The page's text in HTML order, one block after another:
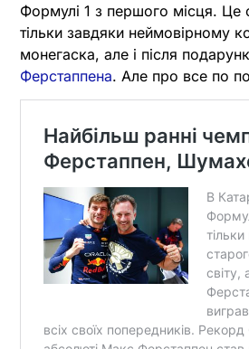
Формулі 1 з першого місця.
тільки завдяки неймовірному
монегаска, але і після
Ферстаппена. Але про все по